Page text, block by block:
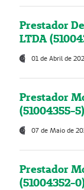
Prestador
LTDA
01 de Abril de
Prestador
(51004355-5)
07 de Maio de
Prestador
(51004352-